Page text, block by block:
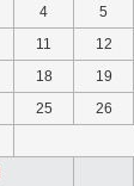
4 5
11 12
18 19
25 26